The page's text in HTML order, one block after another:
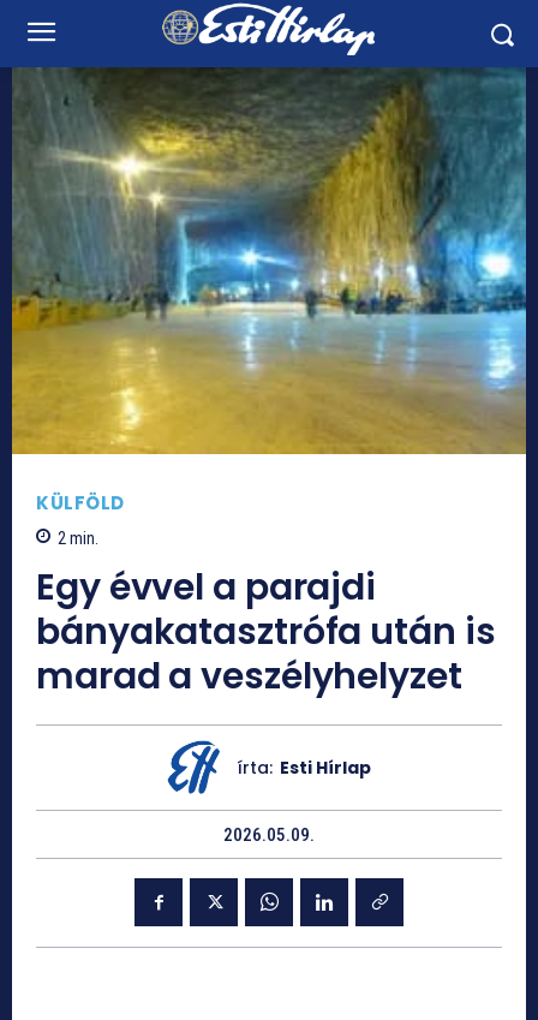
KÜLFÖLD
2 min.
Egy évvel a parajdi
bányakatasztrófa után is
marad a veszélyhelyzet
írta: Esti Hírlap
2026.05.09.